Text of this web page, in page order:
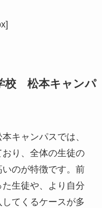
校 松本キャンパ
キャンパスでは、
り、全体の生徒の
のが特徴です。前
生徒や、より自分
てくるケースが多